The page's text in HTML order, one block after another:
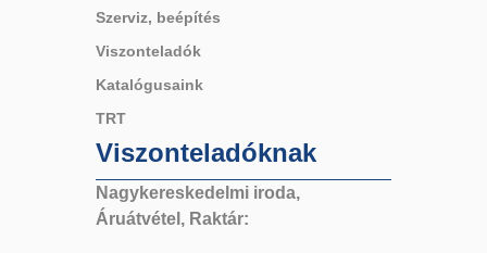
Szerviz, beépítés
Viszonteladók
Katalógusaink
TRT
Viszonteladóknak
Nagykereskedelmi iroda,
Áruátvétel, Raktár: